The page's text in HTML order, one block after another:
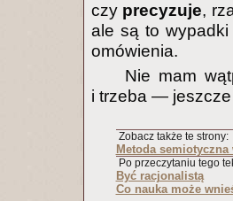
czy precyzuje,
ale są to
omówienia.
Nie mam
i trzeba — jeszcze
Zobacz także te strony:
Metoda
Po przeczytaniu tego
Być racjonalistą
Co nauka może